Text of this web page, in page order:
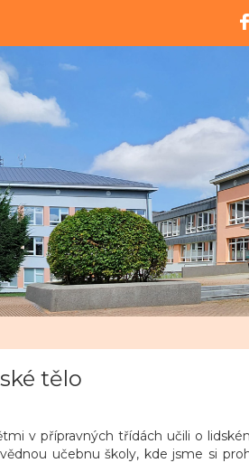
tělo
v přípravných třídách učili o
učebnu školy, kde jsme si